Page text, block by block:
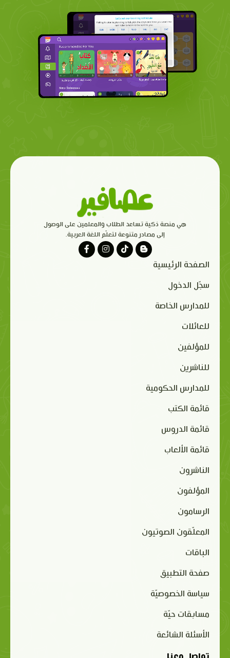
هي منصة ذكية تساعد الطلاب والمعلمين على الوصول
إلى مصادر متنوعة لتعلّم اللغة العربية.
الصفحة الرئيسية
سجّل الدخول
للمدارس الخاصة
للعائلات
للمؤلفين
للناشرين
للمدارس الحكومية
قائمة الكتب
قائمة الدروس
قائمة الألعاب
الناشرون
المؤلفون
الرسامون
المعلّقون الصوتيون
الباقات
صفحة التطبيق
سياسة الخصوصيّة
مسابقات حيّة
الأسئلة الشائعة